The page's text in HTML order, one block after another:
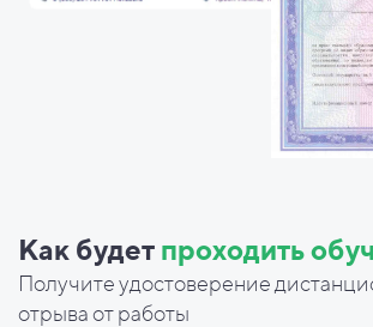
Как будет проходить
Получите удостоверение
отрыва от работы